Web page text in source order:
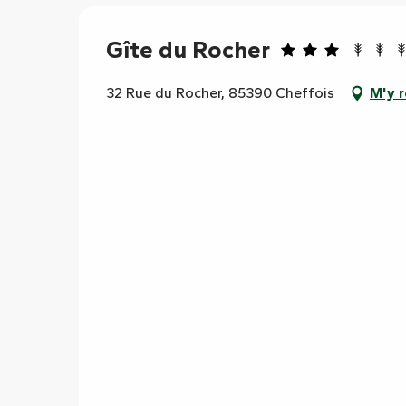
Gîte du Rocher
32 Rue du Rocher, 85390 Cheffois M'y